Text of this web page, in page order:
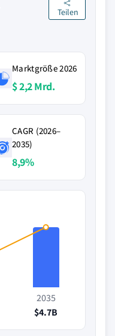
Teilen
Marktgröße 2026
$ 2,2 Mrd.
CAGR (2026–
2035)
8,9%
2035
$4.7B